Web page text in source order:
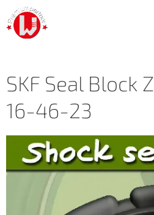
SKF Seal Block
16-46-23